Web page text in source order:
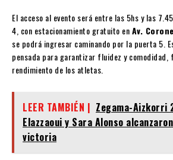
El acceso al evento será entre las 5hs y las
4, con estacionamiento gratuito enAv.
se podrá ingresar caminando por la puerta 5.
pensada para garantizar fluidez y comodidad,
rendimiento de los atletas.
LEER TAMBIÉN | Zegama-Aizkorri
Elazzaoui y Sara Alonso
victoria